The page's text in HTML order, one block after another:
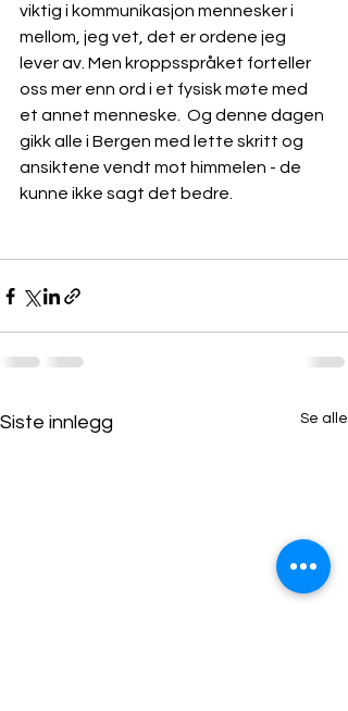
viktig i kommunikasjon mennesker i
mellom, jeg vet, det er ordene jeg
lever av. Men kroppsspråket forteller
oss mer enn ord i et fysisk møte med
et annet menneske.  Og denne dagen
gikk alle i Bergen med lette skritt og
ansiktene vendt mot himmelen - de
kunne ikke sagt det bedre.
Siste innlegg Se alle